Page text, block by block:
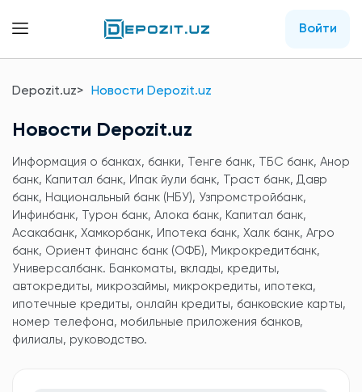
Войти
Depozit.uz Новости Depozit.uz
Новости Depozit.uz
Информация о банках, банки, Тенге банк, ТБС банк, Анор
банк, Капитал банк, Ипак йули банк, Траст банк, Давр
банк, Национальный банк (НБУ), Узпромстройбанк,
Инфинбанк, Турон банк, Алока банк, Капитал банк,
Асакабанк, Хамкорбанк, Ипотека банк, Халк банк, Агро
банк, Ориент финанс банк (ОФБ), Микрокредитбанк,
Универсалбанк. Банкоматы, вклады, кредиты,
автокредиты, микрозаймы, микрокредиты, ипотека,
ипотечные кредиты, онлайн кредиты, банковские карты,
номер телефона, мобильные приложения банков,
филиалы, руководство.